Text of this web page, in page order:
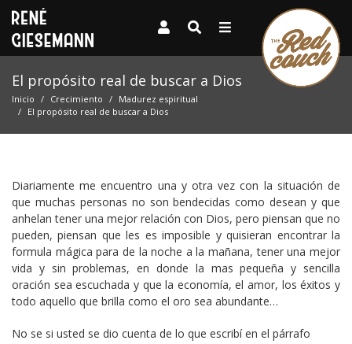
El propósito real de buscar a Dios
Inicio Crecimiento
Madurez espiritual
El propósito real de buscar a Dios
Diariamente me encuentro una y otra vez con la situación de
que muchas personas no son bendecidas como desean y que
anhelan tener una mejor relación con Dios, pero piensan que no
pueden, piensan que les es imposible y quisieran encontrar la
formula mágica para de la noche a la mañana, tener una mejor
vida y sin problemas, en donde la mas pequeña y sencilla
oración sea escuchada y que la economía, el amor, los éxitos y
todo aquello que brilla como el oro sea abundante…
No se si usted se dio cuenta de lo que escribí en el párrafo